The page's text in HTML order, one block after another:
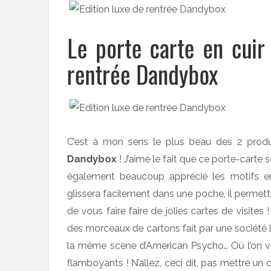
Le porte carte en
rentrée Dandybox
C’est à mon sens le plus beau des 2
Dandybox ! J’aime le fait que ce porte-carte
également beaucoup apprécié les motifs
glissera facilement dans une poche, il
de vous faire faire de jolies cartes de visites
des morceaux de cartons fait par une société
la même scène d’American Psycho… Où
flamboyants ! N’allez, ceci dit, pas mettre